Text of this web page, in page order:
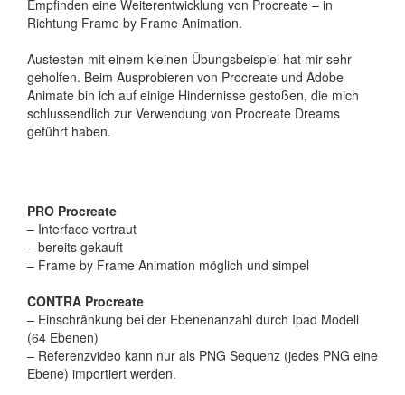
Empfinden eine Weiterentwicklung von Procreate – in
Richtung Frame by Frame Animation.
Austesten mit einem kleinen Übungsbeispiel hat mir sehr
geholfen. Beim Ausprobieren von Procreate und Adobe
Animate bin ich auf einige Hindernisse gestoßen, die mich
schlussendlich zur Verwendung von Procreate Dreams
geführt haben.
PRO Procreate
– Interface vertraut
– bereits gekauft
– Frame by Frame Animation möglich und simpel
CONTRA Procreate
– Einschränkung bei der Ebenenanzahl durch Ipad Modell
(64 Ebenen)
– Referenzvideo kann nur als PNG Sequenz (jedes PNG eine
Ebene) importiert werden.